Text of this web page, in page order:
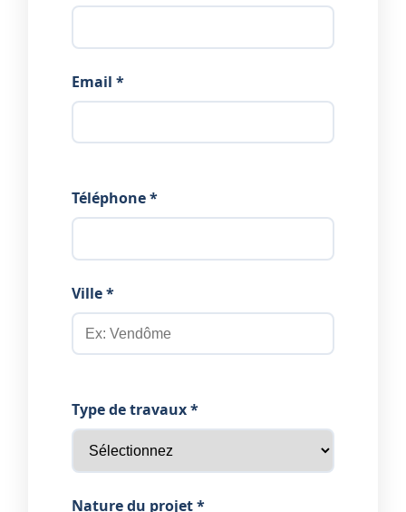
Email *
Téléphone *
Ville *
Type de travaux *
Nature du projet *